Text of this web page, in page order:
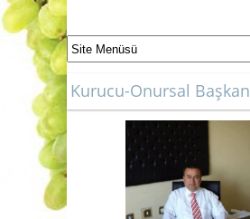
Kurucu-Onursal Başkan